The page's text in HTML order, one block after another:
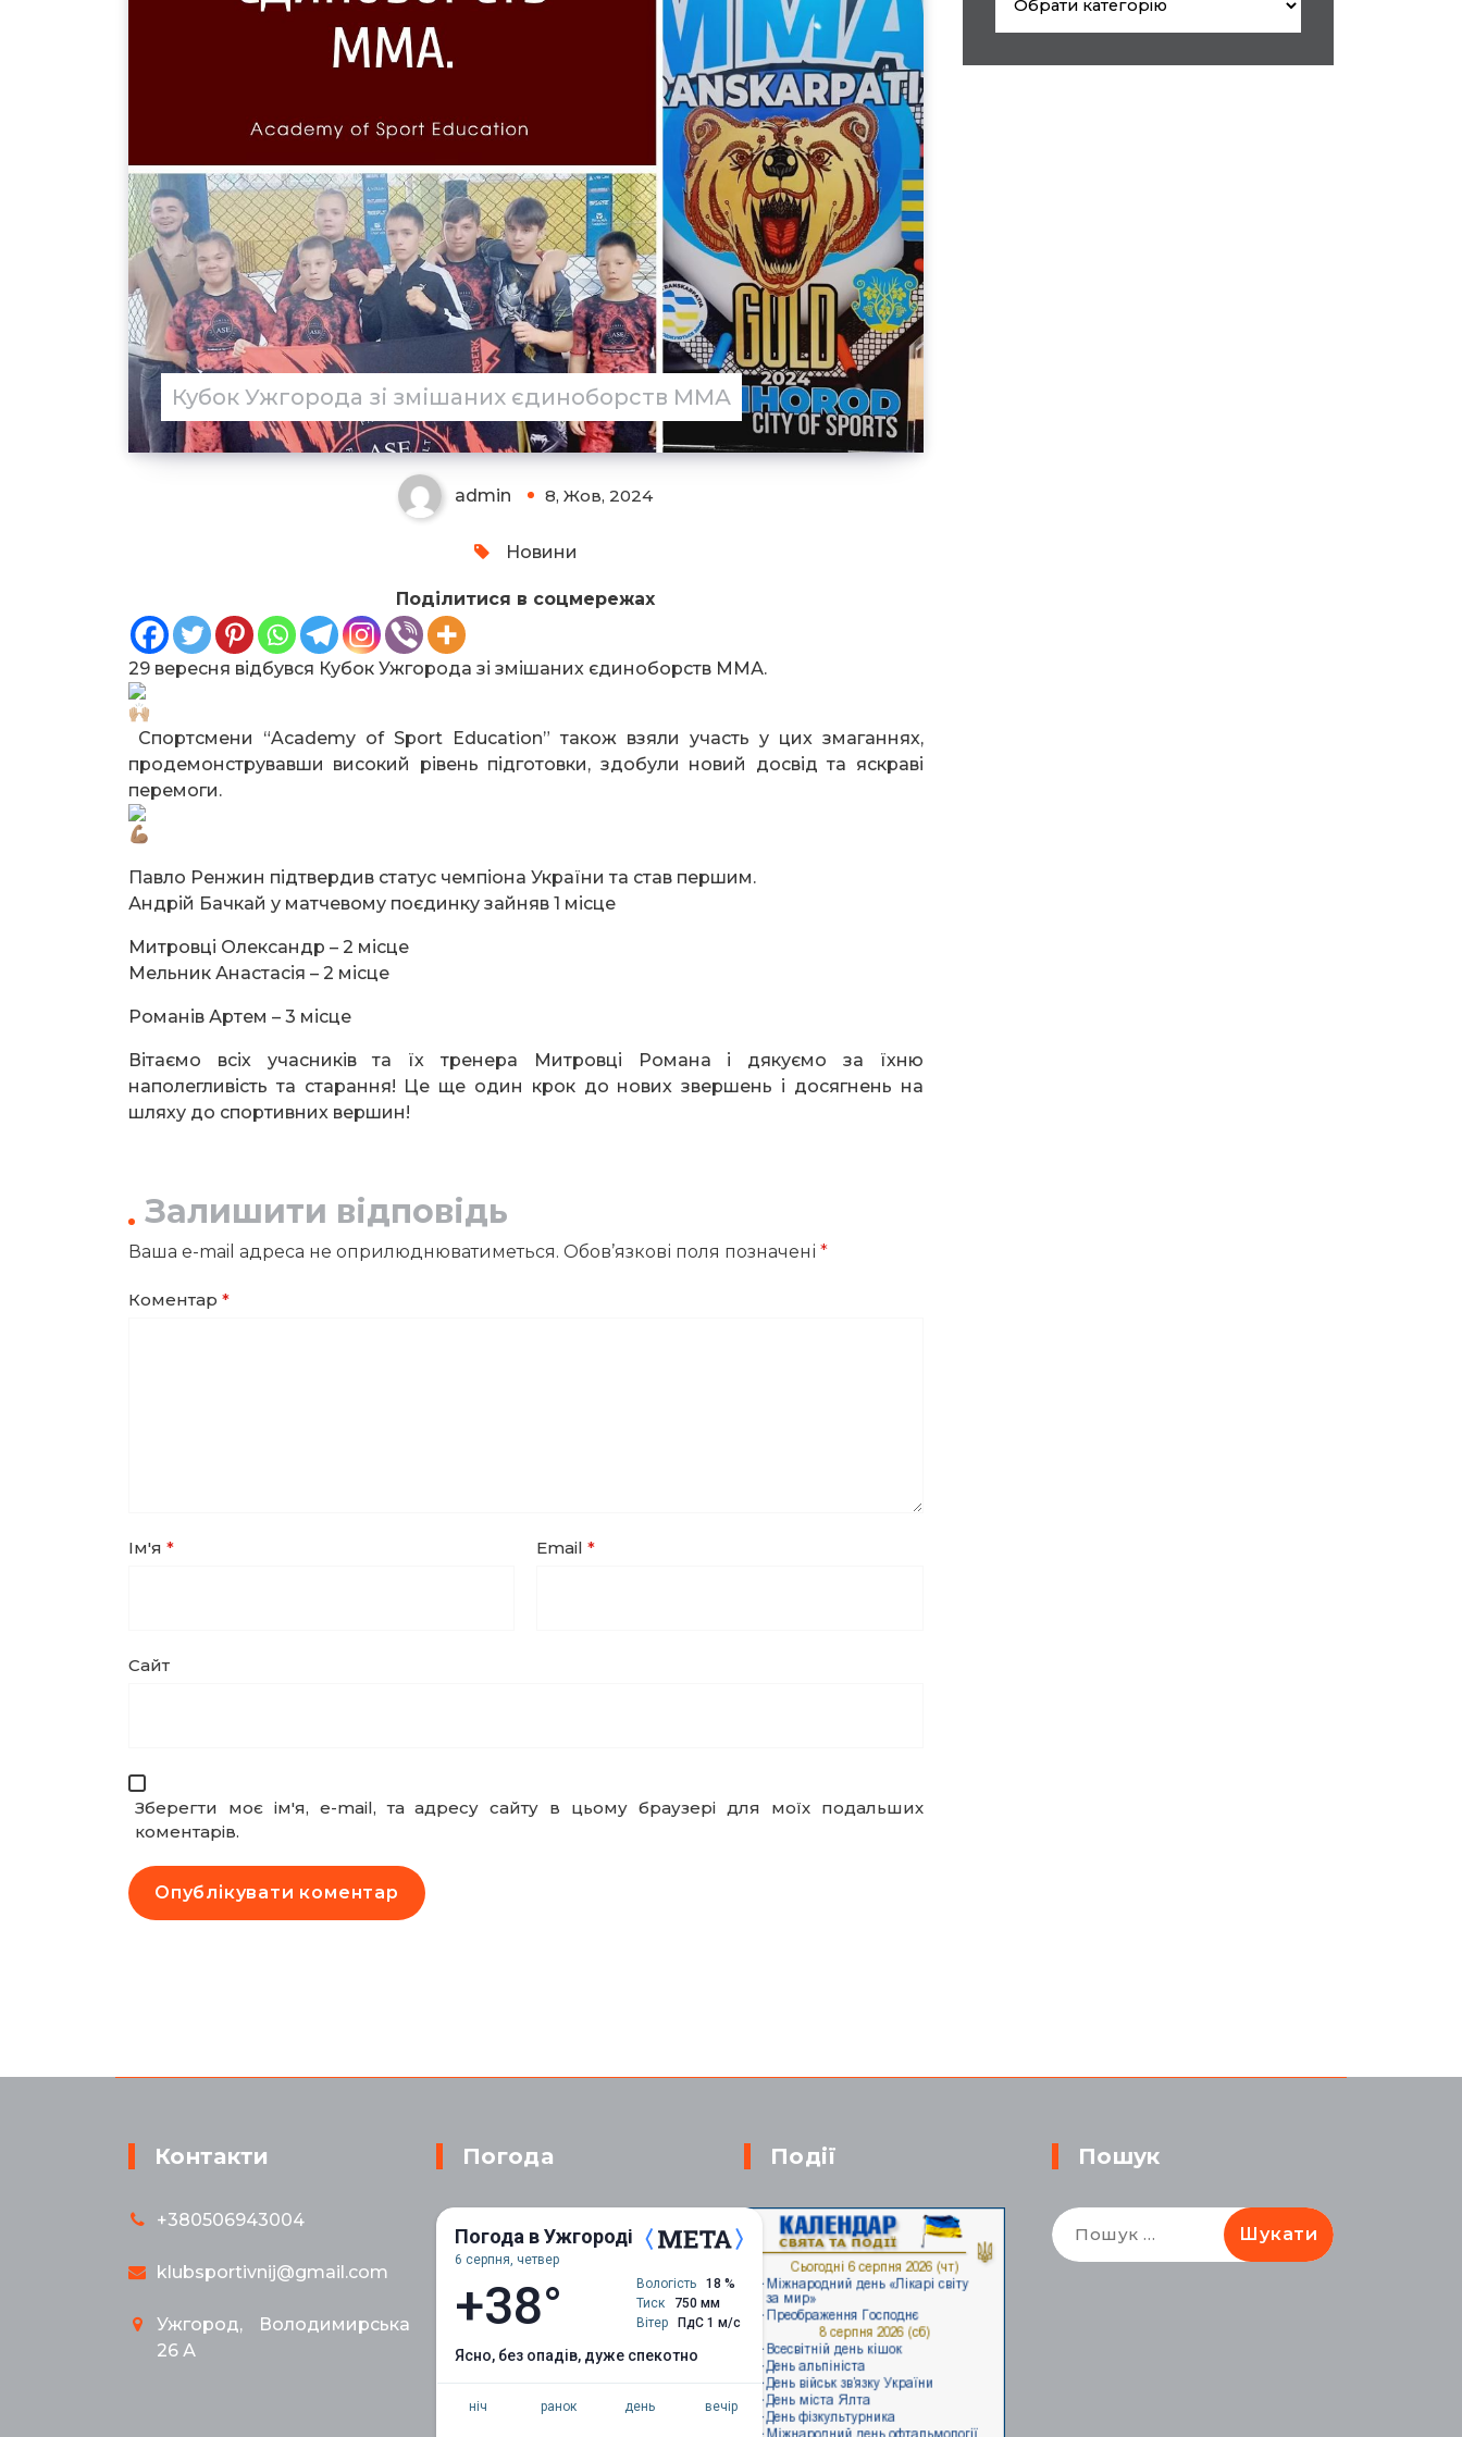
Кубок Ужгорода зі змішаних єдиноборств ММА
admin 8, Жов, 2024
Новини
Поділитися в соцмережах
29 вересня відбувся Кубок Ужгорода зі змішаних єдиноборств ММА.
Спортсмени “Academy of Sport Education” також взяли участь у цих змаганнях,
продемонструвавши високий рівень підготовки, здобули новий досвід та яскраві
перемоги.
Павло Ренжин підтвердив статус чемпіона України та став першим.
Андрій Бачкай у матчевому поєдинку зайняв 1 місце
Митровці Олександр – 2 місце
Мельник Анастасія – 2 місце
Романів Артем – 3 місце
Вітаємо всіх учасників та їх тренера Митровці Романа і дякуємо за їхню
наполегливість та старання! Це ще один крок до нових звершень і досягнень на
шляху до спортивних вершин!
Залишити відповідь
Ваша e-mail адреса не оприлюднюватиметься. Обов’язкові поля позначені *
Коментар *
Ім'я * Email*
Сайт
Зберегти моє ім'я, e-mail, та адресу сайту в цьому браузері для моїх подальших
коментарів.
Контакти
+380506943004
klubsportivnij@gmail.com
Ужгород, Володимирська
26 А
Погода
Погода в Ужгороді
6 серпня, четвер
+38° Вологість
18 %
Тиск
750 мм
Вітер
ПдС 1 м/с
ясно, без опадів, дуже спекотно
ніч ранок день вечір
Події Пошук
Пошук: